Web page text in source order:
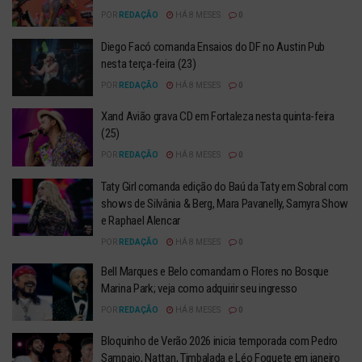
POR REDAÇÃO HÁ 8 MESES
Diego Facó comanda Ensaios do DF no Austin Pub
nesta terça-feira (23)
POR REDAÇÃO HÁ 8 MESES
Xand Avião grava CD em Fortaleza nesta quinta-feira
(25)
POR REDAÇÃO HÁ 8 MESES
Taty Girl comanda edição do Baú da Taty em Sobral com
shows de Silvânia & Berg, Mara Pavanelly, Samyra Show
e Raphael Alencar
POR REDAÇÃO HÁ 8 MESES
Bell Marques e Belo comandam o Flores no Bosque
Marina Park; veja como adquirir seu ingresso
POR REDAÇÃO HÁ 8 MESES
Bloquinho de Verão 2026 inicia temporada com Pedro
Sampaio, Nattan, Timbalada e Léo Foguete em janeiro